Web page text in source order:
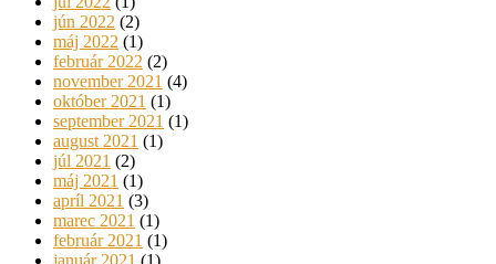
jún 2022 (2)
máj 2022 (1)
február 2022 (2)
november 2021 (4)
október 2021 (1)
september 2021 (1)
august 2021 (1)
júl 2021 (2)
máj 2021 (1)
apríl 2021 (3)
marec 2021 (1)
február 2021 (1)